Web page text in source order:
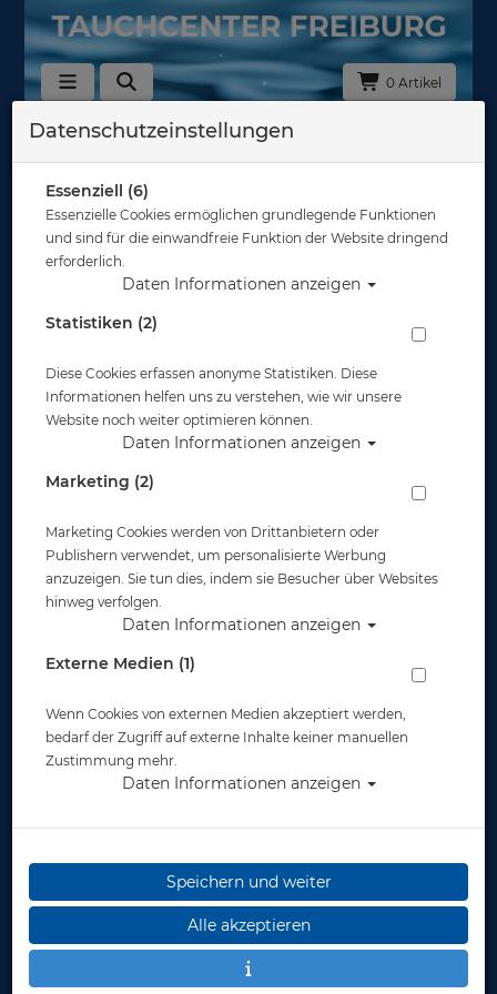
0 Artikel
Zähllisten
In dieser Ansicht sind keine Produkte verfügbar
Gut abgesichert?
Informationen
Zahlungsmöglichkeiten
Widerruf
* inkl. MwSt.zzgl. Versandkosten
Datenschutzeinstellungen
Essenziell (6)
Essenzielle Cookies ermöglichen grundlegende Funktionen
und sind für die einwandfreie Funktion der Website dringend
erforderlich.
Daten Informationen anzeigen
Statistiken (2)
Diese Cookies erfassen anonyme Statistiken. Diese
Informationen helfen uns zu verstehen, wie wir unsere
Website noch weiter optimieren können.
Daten Informationen anzeigen
Marketing (2)
Marketing Cookies werden von Drittanbietern oder
Publishern verwendet, um personalisierte Werbung
anzuzeigen. Sie tun dies, indem sie Besucher über Websites
hinweg verfolgen.
Daten Informationen anzeigen
Externe Medien (1)
Wenn Cookies von externen Medien akzeptiert werden,
bedarf der Zugriff auf externe Inhalte keiner manuellen
Zustimmung mehr.
Daten Informationen anzeigen
Speichern und weiter
Alle akzeptieren